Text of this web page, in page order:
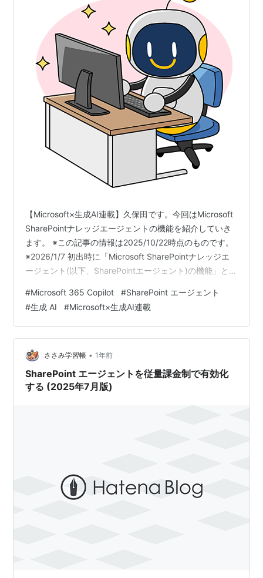
【Microsoft×生成AI連載】久保田です。今回はMicrosoft
SharePointナレッジエージェントの機能を紹介していき
ます。 ※この記事の情報は2025/10/22時点のものです。
※2026/1/7 初出時に「Microsoft SharePointナレッジエ
ージェント(以下、SharePointエージェント)の機能」とな
Microsoft SharePointなどに興味がある方、普段から利用
されている方など様々な方に読んでいただきたい記事と
なっておりますので、ぜひご覧ください。 これまでの連
載 Share…
#Microsoft 365 Copilot #SharePoint エージェント
#生成 AI #Microsoft×生成AI連載
ささみ学習帳 • 1年前
SharePoint エージェントを従量課金制で有効化
する (2025年7月版)